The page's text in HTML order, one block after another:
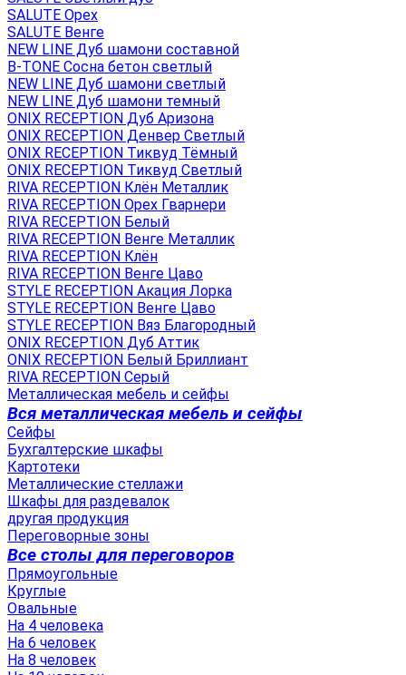
SALUTE Орех
SALUTE Венге
NEW LINE Дуб шамони составной
B-TONE Сосна бетон светлый
NEW LINE Дуб шамони светлый
NEW LINE Дуб шамони темный
ONIX RECEPTION Дуб Аризона
ONIX RECEPTION Денвер Светлый
ONIX RECEPTION Тиквуд Тёмный
ONIX RECEPTION Тиквуд Светлый
RIVA RECEPTION Клён Металлик
RIVA RECEPTION Орех Гварнери
RIVA RECEPTION Белый
RIVA RECEPTION Венге Металлик
RIVA RECEPTION Клён
RIVA RECEPTION Венге Цаво
STYLE RECEPTION Акация Лорка
STYLE RECEPTION Венге Цаво
STYLE RECEPTION Вяз Благородный
ONIX RECEPTION Дуб Аттик
ONIX RECEPTION Белый Бриллиант
RIVA RECEPTION Серый
Металлическая мебель и сейфы
Вся металлическая мебель и сейфы
Сейфы
Бухгалтерские шкафы
Картотеки
Металлические стеллажи
Шкафы для раздевалок
другая продукция
Переговорные зоны
Все столы для переговоров
Прямоугольные
Круглые
Овальные
На 4 человека
На 6 человек
На 8 человек